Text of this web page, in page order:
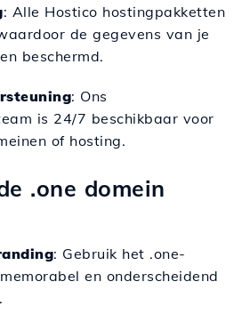
: Alle Hostico hostingpakketten
de gegevens van je
beschermd.
: Ons
is 24/7 beschikbaar voor
of hosting.
.one domein
: Gebruik het .one-
en onderscheidend